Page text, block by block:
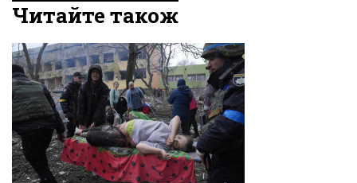
Читайте також